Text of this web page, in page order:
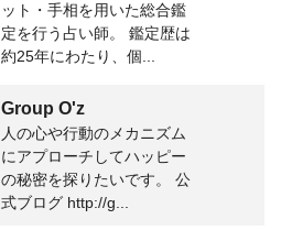
ット・手相を用いた総合鑑
定を行う占い師。 鑑定歴は
約25年にわたり、個...
Group O'z
人の心や行動のメカニズム
にアプローチしてハッピー
の秘密を探りたいです。 公
式ブログ http://g...